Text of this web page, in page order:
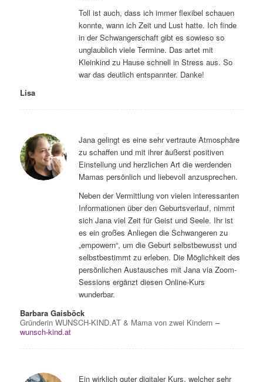
Toll ist auch, dass ich immer flexibel schauen
konnte, wann ich Zeit und Lust hatte. Ich finde
in der Schwangerschaft gibt es sowieso so
unglaublich viele Termine. Das artet mit
Kleinkind zu Hause schnell in Stress aus. So
war das deutlich entspannter. Danke!
Lisa
Jana gelingt es eine sehr vertraute Atmosphäre
zu schaffen und mit ihrer äußerst positiven
Einstellung und herzlichen Art die werdenden
Mamas persönlich und liebevoll anzusprechen.
Neben der Vermittlung von vielen interessanten
Informationen über den Geburtsverlauf, nimmt
sich Jana viel Zeit für Geist und Seele. Ihr ist
es ein großes Anliegen die Schwangeren zu
„empowern“, um die Geburt selbstbewusst und
selbstbestimmt zu erleben. Die Möglichkeit des
persönlichen Austausches mit Jana via Zoom-
Sessions ergänzt diesen Online-Kurs
wunderbar.
Barbara Gaisböck
Gründerin WUNSCH-KIND.AT & Mama von zwei Kindern –
wunsch-kind.at
Ein wirklich guter digitaler Kurs, welcher sehr